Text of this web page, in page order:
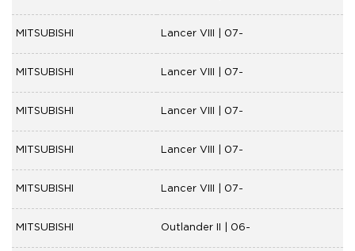
MITSUBISHI Lancer VIII | 07-
MITSUBISHI Lancer VIII | 07-
MITSUBISHI Lancer VIII | 07-
MITSUBISHI Lancer VIII | 07-
MITSUBISHI Lancer VIII | 07-
MITSUBISHI Outlander II | 06-